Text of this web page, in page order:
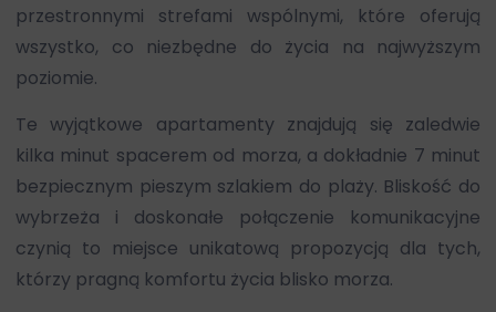
przestronnymi strefami wspólnymi, które oferują
wszystko, co niezbędne do życia na najwyższym
poziomie.
Te wyjątkowe apartamenty znajdują się zaledwie
kilka minut spacerem od morza, a dokładnie 7 minut
bezpiecznym pieszym szlakiem do plaży. Bliskość do
wybrzeża i doskonałe połączenie komunikacyjne
czynią to miejsce unikatową propozycją dla tych,
którzy pragną komfortu życia blisko morza.